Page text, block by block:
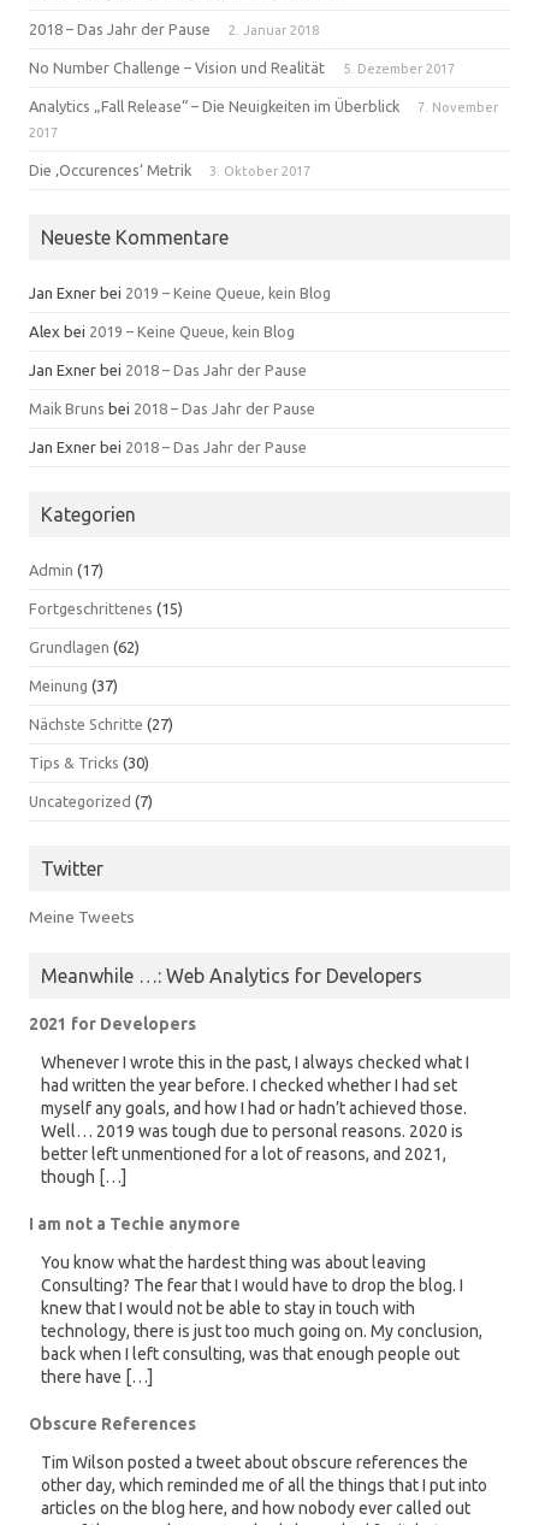
2018 – Das Jahr der Pause 2. Januar 2018
No Number Challenge – Vision und Realität 5. Dezember 2017
Analytics „Fall Release“ – Die Neuigkeiten im Überblick
7. November
2017
Die ‚Occurences‘ Metrik 3. Oktober 2017
Neueste Kommentare
Jan Exner bei 2019 – Keine Queue, kein Blog
Alex bei 2019 – Keine Queue, kein Blog
Jan Exner bei 2018 – Das Jahr der Pause
Maik Bruns bei 2018 – Das Jahr der Pause
Jan Exner bei 2018 – Das Jahr der Pause
Kategorien
Admin (17)
Fortgeschrittenes (15)
Grundlagen (62)
Meinung (37)
Nächste Schritte (27)
Tips & Tricks (30)
Uncategorized (7)
Twitter
Meine Tweets
Meanwhile …: Web Analytics for Developers
2021 for Developers
Whenever I wrote this in the past, I always checked what I
had written the year before. I checked whether I had set
myself any goals, and how I had or hadn’t achieved those.
Well… 2019 was tough due to personal reasons. 2020 is
better left unmentioned for a lot of reasons, and 2021,
though […]
I am not a Techie anymore
You know what the hardest thing was about leaving
Consulting? The fear that I would have to drop the blog. I
knew that I would not be able to stay in touch with
technology, there is just too much going on. My conclusion,
back when I left consulting, was that enough people out
there have […]
Obscure References
Tim Wilson posted a tweet about obscure references the
other day, which reminded me of all the things that I put into
articles on the blog here, and how nobody ever called out